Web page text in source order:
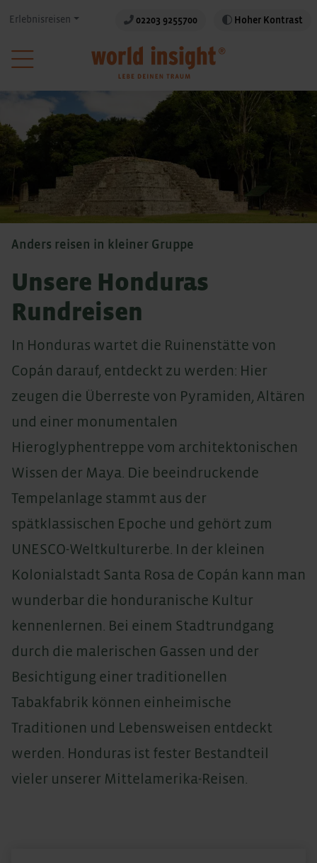
Erlebnisreisen 02203 9255700 Hoher Kontrast
Anders reisen in kleiner Gruppe
Unsere Honduras
Rundreisen
In Honduras wartet die Ruinenstätte von
Copán darauf, entdeckt zu werden: Hier
zeugen die Überreste von Pyramiden, Altären
und einer monumentalen
Hieroglyphentreppe vom architektonischen
Wissen der Maya. Die beeindruckende
Tempelanlage stammt aus der
spätklassischen Epoche und gehört zum
UNESCO-Weltkulturerbe. In der kleinen
Kolonialstadt Santa Rosa de Copán kann man
wunderbar die honduranische Kultur
kennenlernen. Bei einem Stadtrundgang
durch die malerischen Gassen und der
Besichtigung einer traditionellen
Tabakfabrik können einheimische
Traditionen und Lebensweisen entdeckt
werden. Honduras ist fester Bestandteil
vieler unserer Mittelamerika-Reisen.